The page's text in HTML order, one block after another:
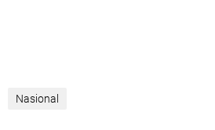
Nasional